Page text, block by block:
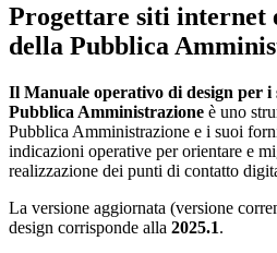
Progettare siti internet
della Pubblica
Il Manuale operativo di design per i
Pubblica Amministrazione è uno
Pubblica Amministrazione e i suoi
indicazioni operative per orientare e
realizzazione dei punti di contatto
La versione aggiornata (versione
design corrisponde alla 2025.1.